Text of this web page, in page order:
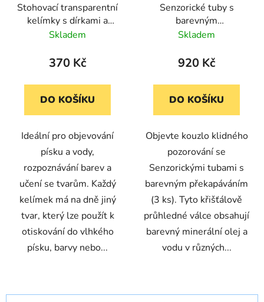
Stohovací transparentní
kelímky s dírkami a
tvary, 9 ks (TickiT)
Skladem
370 Kč
DO KOŠÍKU
Ideální pro objevování
písku a vody,
rozpoznávání barev a
učení se tvarům. Každý
kelímek má na dně jiný
tvar, který lze použít k
otiskování do vlhkého
písku, barvy nebo...
Senzorické tuby s
barevným
překapáváním, sada 3
Skladem
920 Kč
DO KOŠÍKU
Objevte kouzlo klidného
pozorování se
Senzorickými tubami s
barevným překapáváním
(3 ks). Tyto křišťálově
průhledné válce obsahují
barevný minerální olej a
vodu v různých...